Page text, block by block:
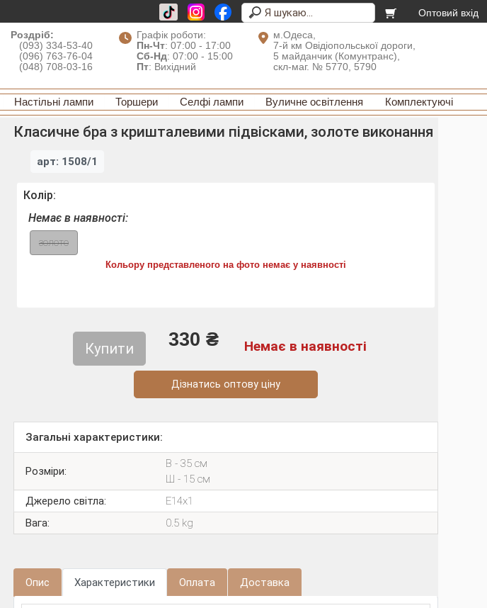
Оптовий вхід
Роздріб:
(093) 334-53-40
(096) 763-76-04
(048) 708-03-16
Графік роботи:
Пн-Чт: 07:00 - 17:00
Сб-Нд: 07:00 - 15:00
Пт: Вихідний
м.Одеса,
7-й км Овідіопольської дороги,
5 майданчик (Комунтранс),
скл-маг. № 5770, 5790
Настільні лампи Торшери Селфі лампи Вуличне освітлення Комплектуючі
Класичне бра з кришталевими підвісками, золоте виконання
арт: 1508/1
Колір:
Немає в наявності:
золото
Кольору представленого на фото немає у наявності
Купити 330 ₴ Немає в наявності
Дізнатись оптову ціну
Загальні характеристики:
Розміри:
В - 35 см
Ш - 15 см
Джерело світла:
E14х1
Вага:
0.5 kg
Опис Характеристики Оплата Доставка